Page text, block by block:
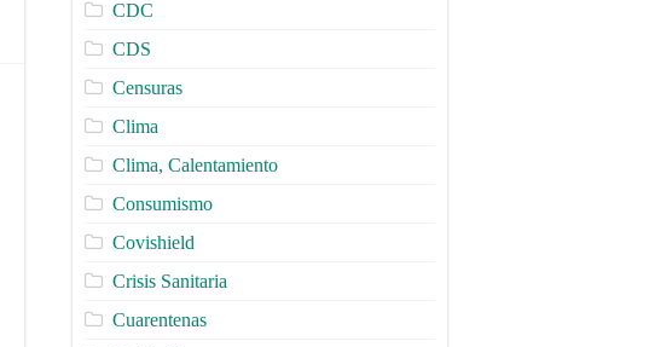
CDC
CDS
Censuras
Clima
Clima, Calentamiento
Consumismo
Covishield
Crisis Sanitaria
Cuarentenas